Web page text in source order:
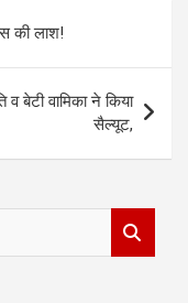
की लाश!
बेटी वामिका ने किया
सैल्यूट,